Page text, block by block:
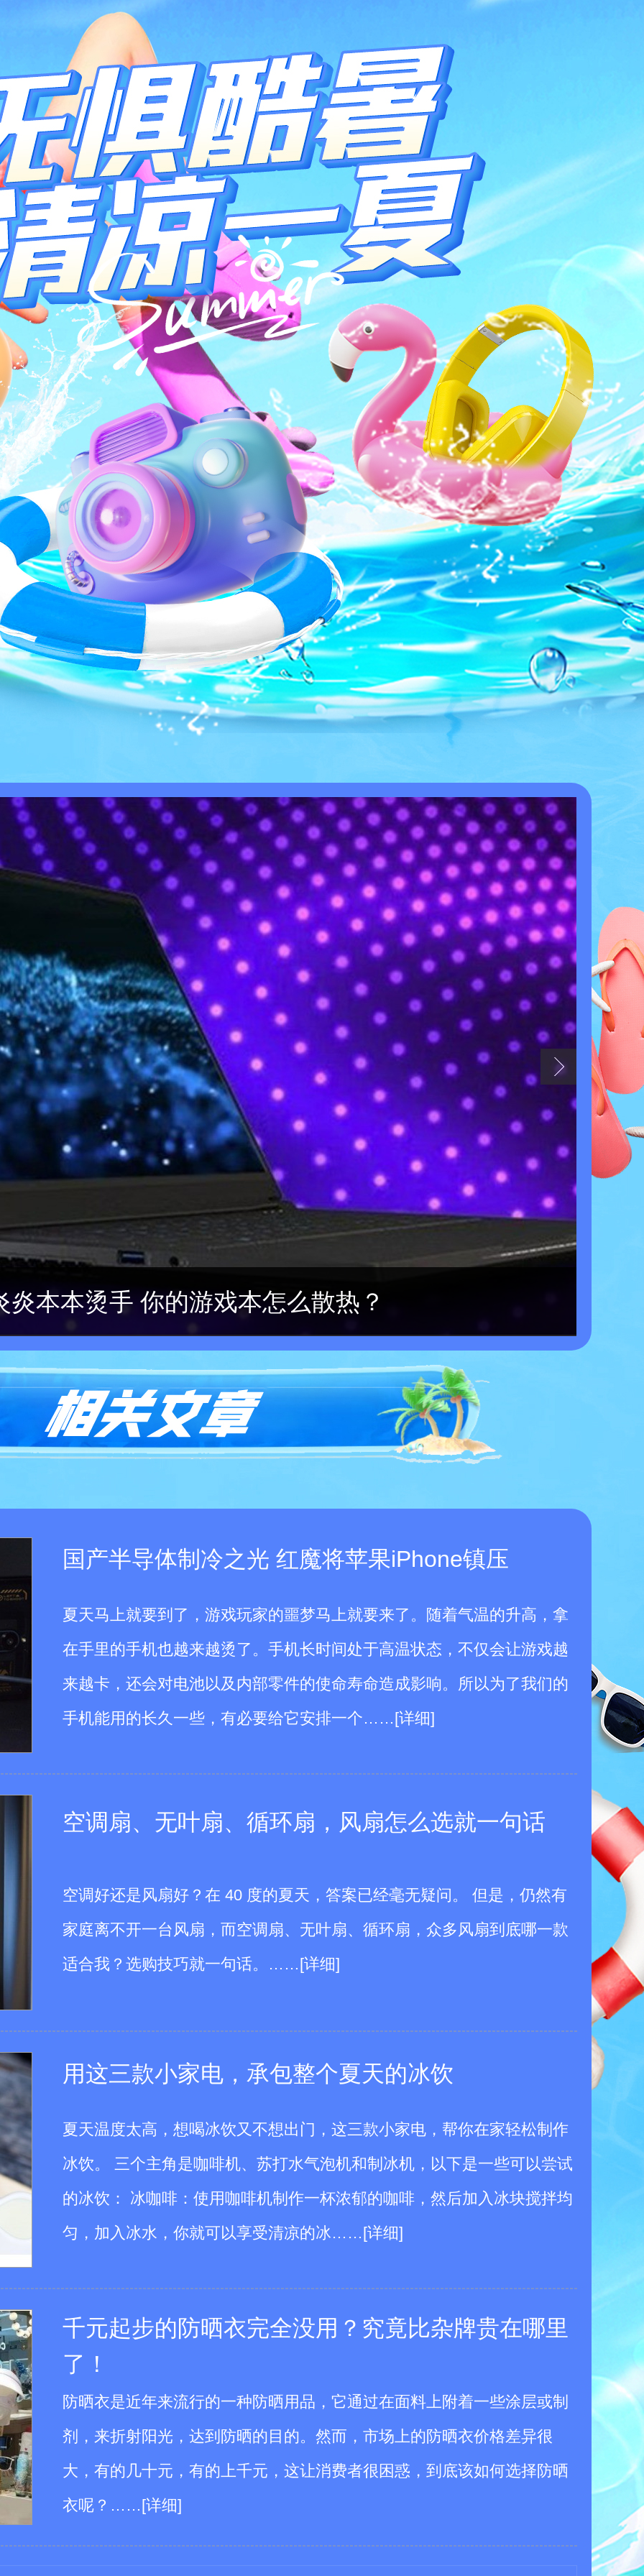
炎本本烫手 你的游戏本怎么散热？
个制冰机，子弹冰好还是方冰好?
要慎用：使用不当伤皮肤还会爆炸!
国产半导体制冷之光 红魔将苹果iPhone镇压
夏天马上就要到了，游戏玩家的噩梦马上就要来了。随着气温的升高，拿
在手里的手机也越来越烫了。手机长时间处于高温状态，不仅会让游戏越
来越卡，还会对电池以及内部零件的使命寿命造成影响。所以为了我们的
手机能用的长久一些，有必要给它安排一个……[详细]
空调扇、无叶扇、循环扇，风扇怎么选就一句话
空调好还是风扇好？在 40 度的夏天，答案已经毫无疑问。 但是，仍然有
家庭离不开一台风扇，而空调扇、无叶扇、循环扇，众多风扇到底哪一款
适合我？选购技巧就一句话。
……[详细]
用这三款小家电，承包整个夏天的冰饮
夏天温度太高，想喝冰饮又不想出门，这三款小家电，帮你在家轻松制作
冰饮。 三个主角是咖啡机、苏打水气泡机和制冰机，以下是一些可以尝试
的冰饮： 冰咖啡：使用咖啡机制作一杯浓郁的咖啡，然后加入冰块搅拌均
匀，加入冰水，你就可以享受清凉的冰……[详细]
千元起步的防晒衣完全没用？究竟比杂牌贵在哪里
了！
防晒衣是近年来流行的一种防晒用品，它通过在面料上附着一些涂层或制
剂，来折射阳光，达到防晒的目的。然而，市场上的防晒衣价格差异很
大，有的几十元，有的上千元，这让消费者很困惑，到底该如何选择防晒
衣呢？ ……[详细]